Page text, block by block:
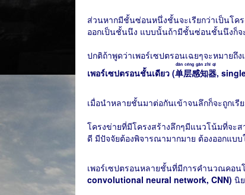
ส่วนหากมีชั้นซ่อนหนึ่งชั้นจะเรียกว่าเป็นโ
ออกเป็นชั้นนึง แบบนั้นถ้ามีชั้นซ่อนชั้นนึงก็
ปกติถ้าพูดว่าเพอร์เซปตรอนเฉยๆจะหมายถึ
เพอร์เซปตรอนชั้นเดียว (单层感知器
dān céng gǎn zhī qì
,
เมื่อนำหลายชั้นมาต่อกันเข้าจนลึกก็จะถูกเรี
โครงข่ายที่มีโครงสร้างลึกๆมีแนวโน้มที่จะ
ดี มีปัจจัยต้องพิจารณามากมาย ต้องออกแบบ
เพอร์เซปตรอนหลายชั้นที่มีการคำนวณคอน
convolutional neural network, CNN) นิ